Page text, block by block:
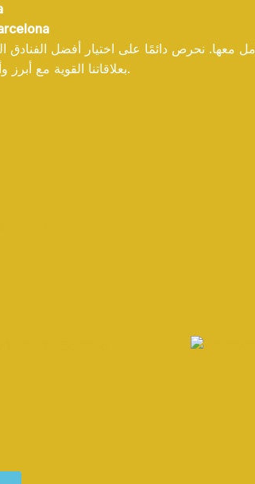
معها. نحرص دائمًا على اختيار أفضل
بعلاقاتنا القوية مع أبرز وأفضل مجموعات الضيافة في إسبانيا.